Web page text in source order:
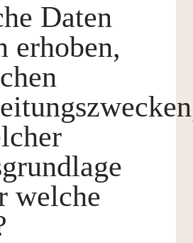
Daten
erhoben,
welche